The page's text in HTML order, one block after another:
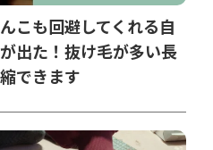
こも回避してくれる自
出た！抜け毛が多い長
できます